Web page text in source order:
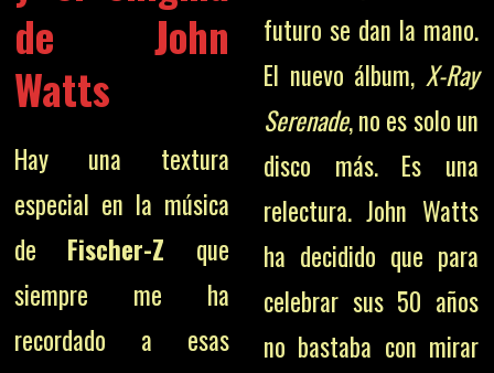
de John
Watts
Hay una textura
especial en la música
de Fischer-Z que
siempre me ha
recordado a esas
futuro se dan la mano.
El nuevo álbum, X-Ray
Serenade, no es solo un
disco más. Es una
relectura. John Watts
ha decidido que para
celebrar sus 50 años
no bastaba con mirar